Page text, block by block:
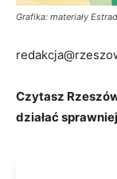
Grafika: materiały
Czytasz
działać